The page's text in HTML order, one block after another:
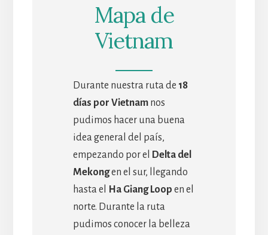
Mapa de
Vietnam
Durante nuestra ruta de 18
días por Vietnamnos
pudimos hacer una buena
idea general del país,
empezando por el
Delta del
Mekongen el sur, llegando
hasta el
Ha Giang Loop en el
norte. Durante la ruta
pudimos conocer la belleza